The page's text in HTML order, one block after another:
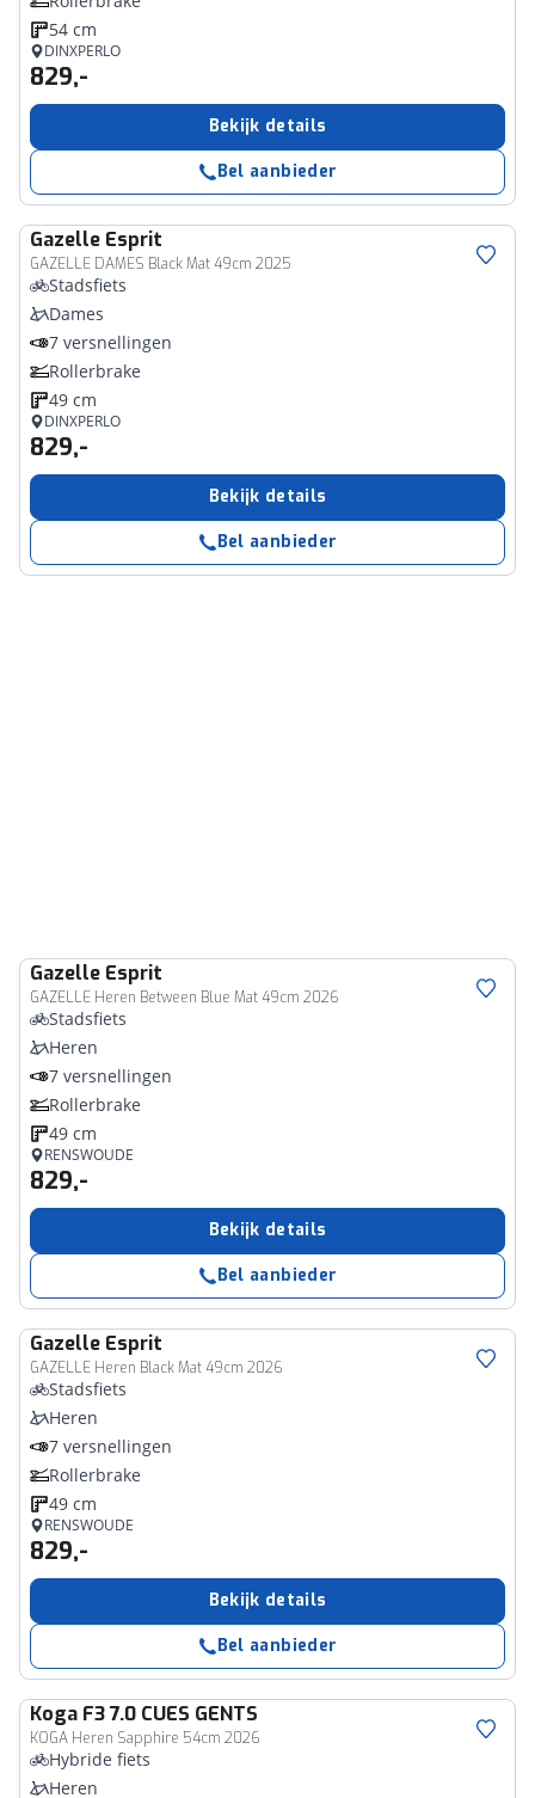
54 cm
DINXPERLO
829,-
Bekijk details
Bel aanbieder
Gazelle Esprit
GAZELLE DAMES Black Mat 49cm 2025
Stadsfiets
Dames
7 versnellingen
Rollerbrake
49 cm
DINXPERLO
829,-
Bekijk details
Bel aanbieder
Gazelle Esprit
GAZELLE Heren Between Blue Mat 49cm 2026
Stadsfiets
Heren
7 versnellingen
Rollerbrake
49 cm
RENSWOUDE
829,-
Bekijk details
Bel aanbieder
Gazelle Esprit
GAZELLE Heren Black Mat 49cm 2026
Stadsfiets
Heren
7 versnellingen
Rollerbrake
49 cm
RENSWOUDE
829,-
Bekijk details
Bel aanbieder
Koga F3 7.0 CUES GENTS
KOGA Heren Sapphire 54cm 2026
Hybride fiets
Heren